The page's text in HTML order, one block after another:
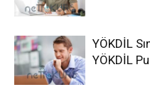
YÖKDİL
YÖKDİL